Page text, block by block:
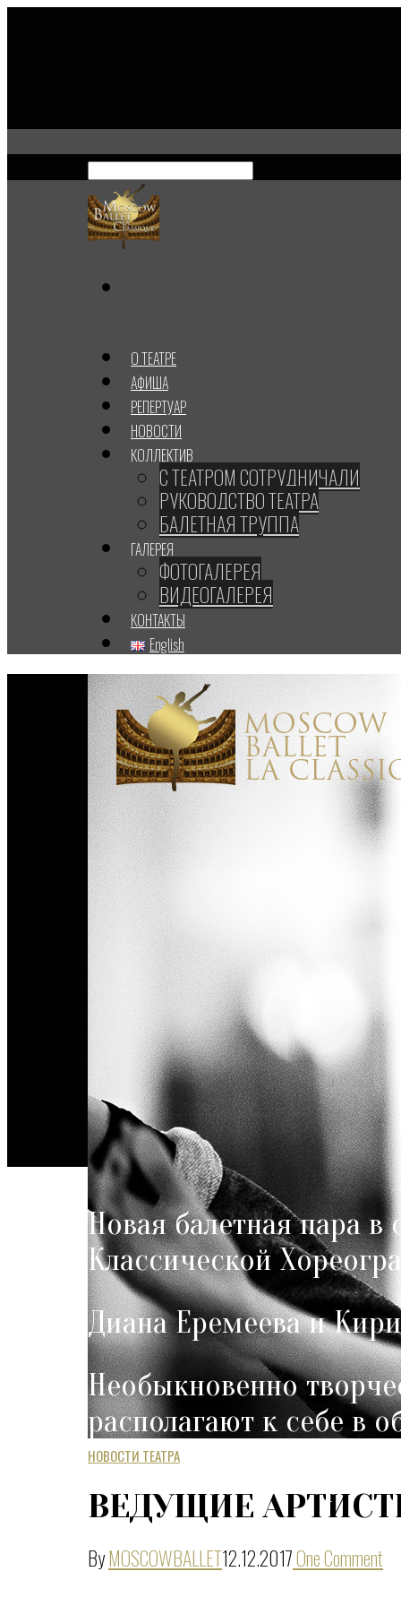
О ТЕАТРЕ
АФИША
РЕПЕРТУАР
НОВОСТИ
КОЛЛЕКТИВ
С ТЕАТРОМ СОТРУДНИЧАЛИ
РУКОВОДСТВО ТЕАТРА
БАЛЕТНАЯ ТРУППА
ГАЛЕРЕЯ
ФОТОГАЛЕРЕЯ
ВИДЕОГАЛЕРЕЯ
КОНТАКТЫ
English
НОВОСТИ ТЕАТРА
ВЕДУЩИЕ
ByMOSCOWBALLET12.12.2017One Comment
Новая балетная пара в
Классической
Диана Еремеева и
Необыкновенно
располагают к себе в
Педагог-репетитор —